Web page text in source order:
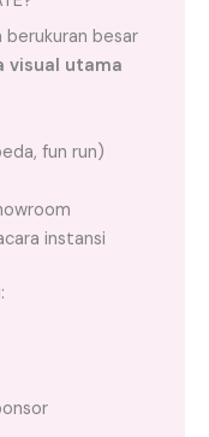
berukuran besar
visual utama
fun run)
instansi